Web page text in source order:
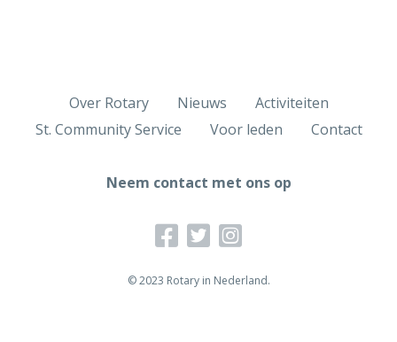
Over Rotary Nieuws
Activiteiten
St. Community Service
Voor leden Contact
Neem contact met ons op
© 2023 Rotary in Nederland.